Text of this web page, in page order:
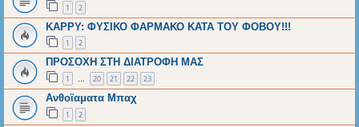
1 2
ΚΑΡΡΥ: ΦΥΣΙΚΟ ΦΑΡΜΑΚΟ ΚΑΤΑ ΤΟΥ ΦΟΒΟΥ!!!
1 2
ΠΡΟΣΟΧΗ ΣΤΗ ΔΙΑΤΡΟΦΗ ΜΑΣ
1 … 20 21 22 23
Ανθοϊαματα Μπαχ
1 2